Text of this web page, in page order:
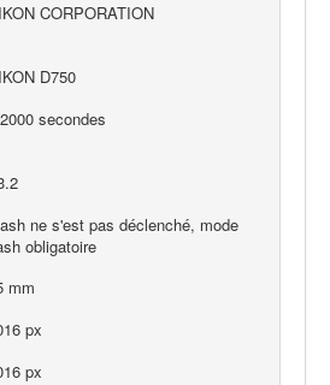
CORPORATION
D750
secondes
ne s'est pas déclenché, mode
obligatoire
mm
px
px